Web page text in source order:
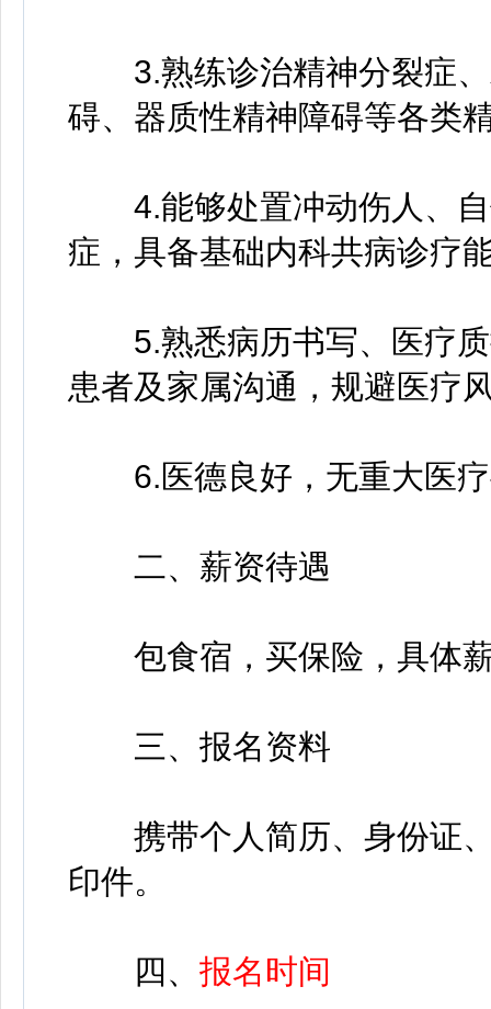
3.熟练诊治精神分裂症、
碍、器质性精神障碍等各类
4.能够处置冲动伤人、自
症，具备基础内科共病诊疗
5.熟悉病历书写、医疗质
患者及家属沟通，规避医疗
6.医德良好，无重大医疗
二、薪资待遇
包食宿，买保险，具体
三、报名资料
携带个人简历、身份证、
印件。
四、 报名时间